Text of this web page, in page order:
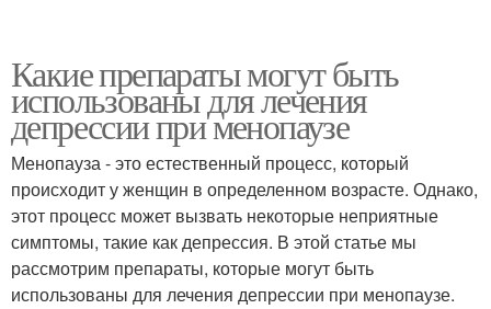
Какие препараты могут быть
использованы для лечения
депрессии при менопаузе
Менопауза - это естественный процесс, который
происходит у женщин в определенном возрасте. Однако,
этот процесс может вызвать некоторые неприятные
симптомы, такие как депрессия. В этой статье мы
рассмотрим препараты, которые могут быть
использованы для лечения депрессии при менопаузе.